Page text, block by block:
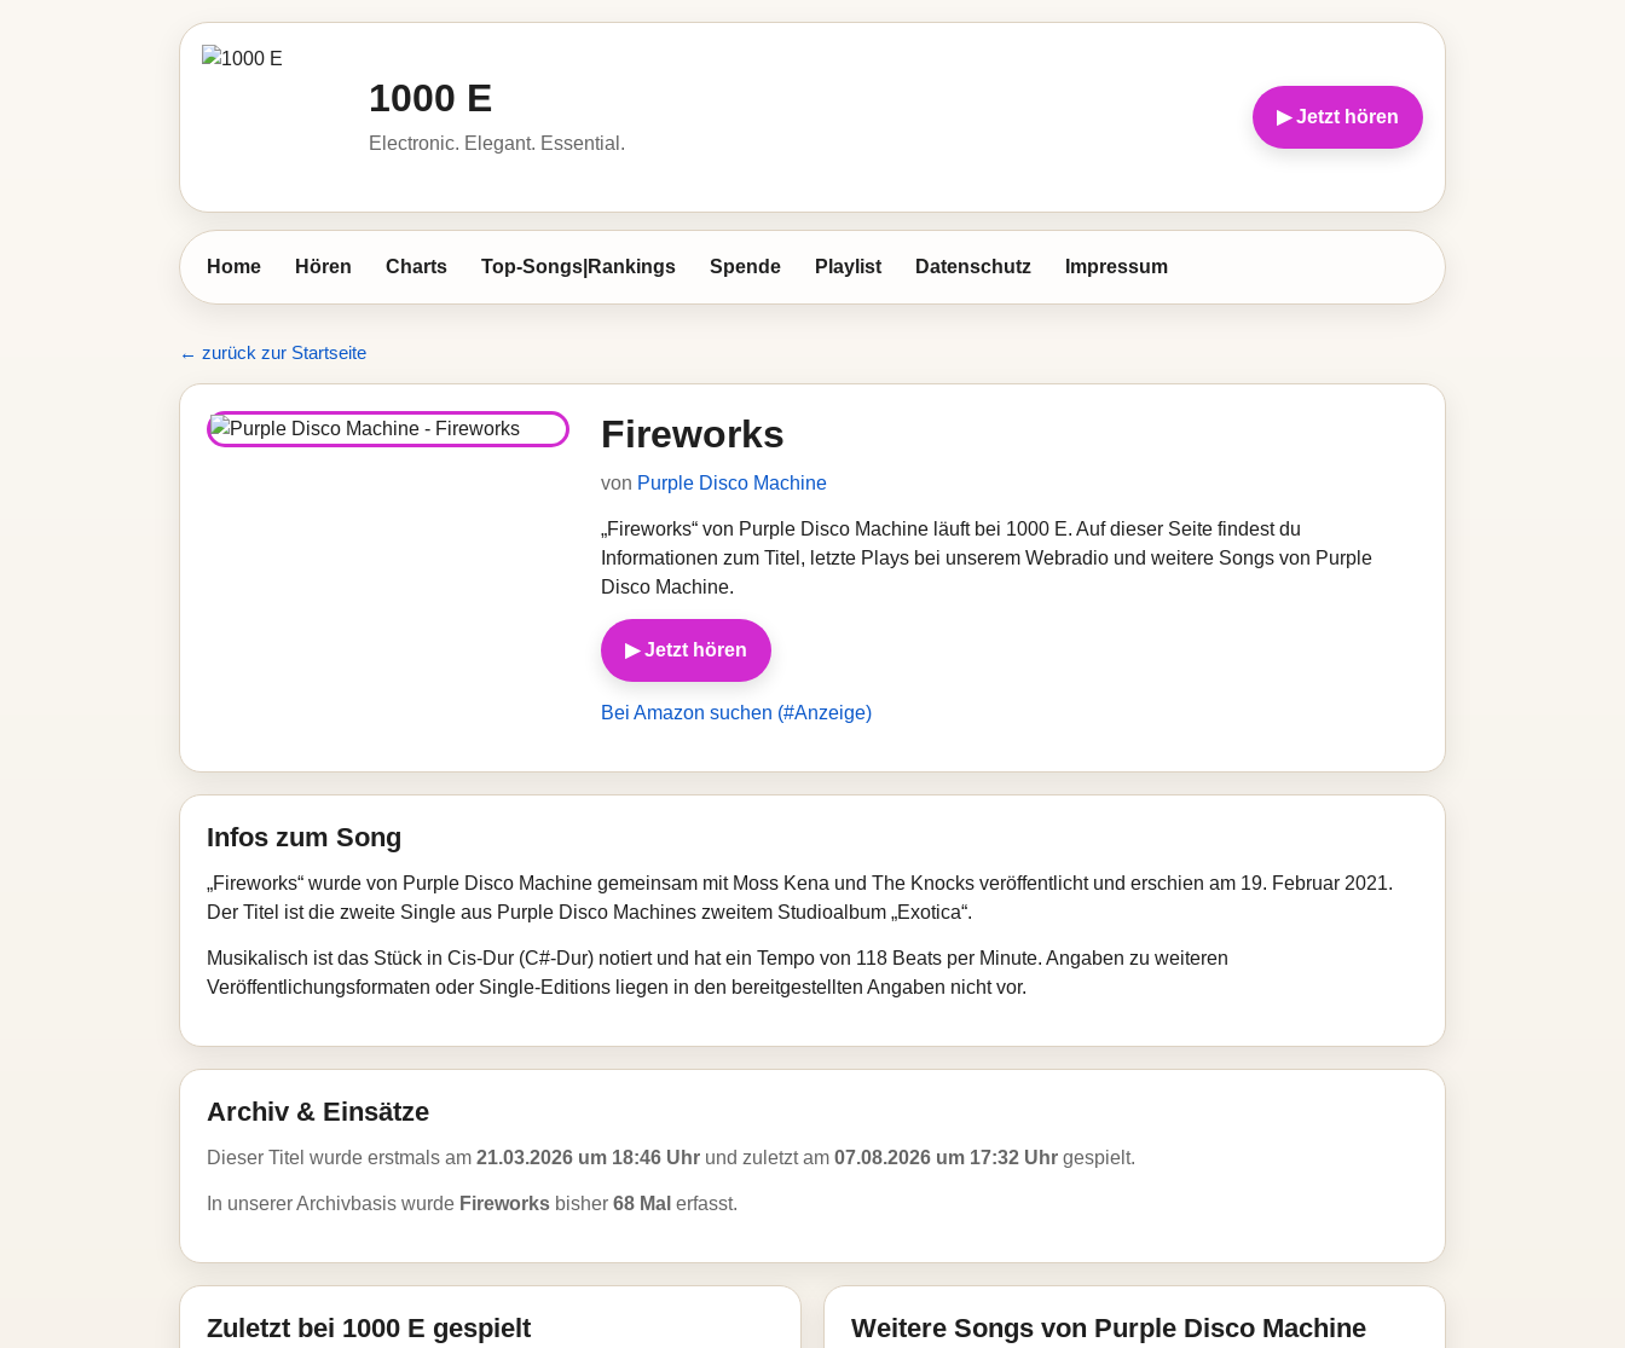
1000 E
Electronic. Elegant. Essential.
▶ Jetzt hören
Home Hören Charts Top-Songs|Rankings Spende Playlist Datenschutz Impressum
← zurück zur Startseite
Fireworks
von Purple Disco Machine
„Fireworks“ von Purple Disco Machine läuft bei 1000 E. Auf dieser Seite findest du
Informationen zum Titel, letzte Plays bei unserem Webradio und weitere Songs von Purple
Disco Machine.
▶ Jetzt hören
Bei Amazon suchen (#Anzeige)
Infos zum Song
„Fireworks“ wurde von Purple Disco Machine gemeinsam mit Moss Kena und The Knocks veröffentlicht und erschien am 19. Februar 2021.
Der Titel ist die zweite Single aus Purple Disco Machines zweitem Studioalbum „Exotica“.
Musikalisch ist das Stück in Cis‑Dur (C#‑Dur) notiert und hat ein Tempo von 118 Beats per Minute. Angaben zu weiteren
Veröffentlichungsformaten oder Single‑Editions liegen in den bereitgestellten Angaben nicht vor.
Archiv & Einsätze
Dieser Titel wurde erstmals am 21.03.2026 um 18:46 Uhr und zuletzt am 07.08.2026 um 17:32 Uhr gespielt.
In unserer Archivbasis wurde Fireworks bisher 68 Mal erfasst.
Zuletzt bei 1000 E gespielt Weitere Songs von Purple Disco Machine